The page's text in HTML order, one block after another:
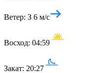
Ветер: З 6 м/с
Восход: 04:59
Закат: 20:27